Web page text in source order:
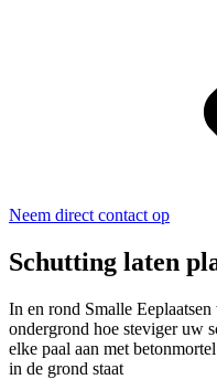
Neem direct contact op
Schutting laten
In en rond Smalle
ondergrond hoe steviger uw
elke paal aan met
in de grond staat